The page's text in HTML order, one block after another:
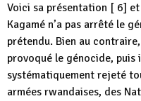
Voici sa présentation [ 6]
Kagamé n’a pas arrêté le
prétendu. Bien au
provoqué le génocide, puis
systématiquement rejeté
armées rwandaises, des